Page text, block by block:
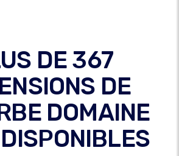
DE 367
DE
DOMAINE